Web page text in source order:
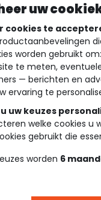
uw
cookies te
worden gebruikt
te meten,
— berichten en
ervaring te
uw keuzes
welke cookies u
gebruikt die
worden 6